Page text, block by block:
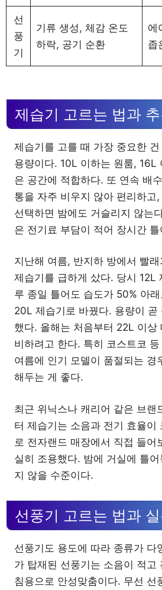
선
풍
기
기류 생성, 체감 온도
하락, 공기 순환
에
좁
제습기 고르는 법과
제습기를 고를 때 가장 중요한
용량이다. 10L 이하는 원룸, 16L
은 공간에 적합하다. 또 연속 배
통을 자주 비우지 않아 편리하고
선택하면 밤에도 거슬리지 않는
은 전기료 부담이 적어 장시간
지난해 여름, 반지하 방에서 빨
제습기를 급하게 샀다. 당시 12L
루 종일 틀어도 습도가 50% 아
20L 제습기로 바꿨다. 용량이 곧
했다. 올해는 처음부터 22L 이상
비하려고 한다. 특히 코스트코
여름에 인기 모델이 품절되는 경
해두는 게 좋다.
최근 위닉스나 캐리어 같은 브랜
터 제습기는 소음과 전기 효율이
로 전자랜드 매장에서 직접 들어
실히 조용했다. 밤에 거실에 틀
지 않을 수준이다.
선풍기 고르는 법과
선풍기도 용도에 따라 종류가 다
가 탑재된 선풍기는 소음이 적고
침용으로 안성맞춤이다. 무선 선